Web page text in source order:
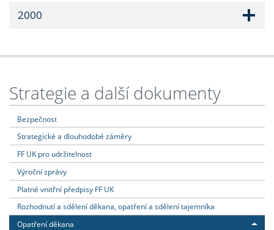
2000
Strategie a další dokumenty
Bezpečnost
Strategické a dlouhodobé záměry
FF UK pro udržitelnost
Výroční zprávy
Platné vnitřní předpisy FF UK
Rozhodnutí a sdělení děkana, opatření a sdělení tajemníka
Opatření děkana